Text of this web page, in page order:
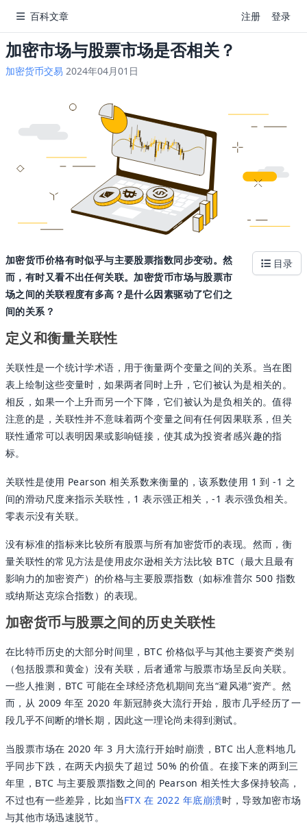
百科文章 注册 登录
加密市场与股票市场是否相关？
加密货币交易 2024年04月01日
目录
加密货币价格有时似乎与主要股票指数同步变动。然
而，有时又看不出任何关联。加密货币市场与股票市
场之间的关联程度有多高？是什么因素驱动了它们之
间的关系？
定义和衡量关联性
关联性是一个统计学术语，用于衡量两个变量之间的关系。当在图
表上绘制这些变量时，如果两者同时上升，它们被认为是相关的。
相反，如果一个上升而另一个下降，它们被认为是负相关的。值得
注意的是，关联性并不意味着两个变量之间有任何因果联系，但关
联性通常可以表明因果或影响链接，使其成为投资者感兴趣的指
标。
关联性是使用 Pearson 相关系数来衡量的，该系数使用 1 到 -1 之
间的滑动尺度来指示关联性，1 表示强正相关，-1 表示强负相关。
零表示没有关联。
没有标准的指标来比较所有股票与所有加密货币的表现。然而，衡
量关联性的常见方法是使用皮尔逊相关方法比较 BTC（最大且最有
影响力的加密资产）的价格与主要股票指数（如标准普尔 500 指数
或纳斯达克综合指数）的表现。
加密货币与股票之间的历史关联性
在比特币历史的大部分时间里，BTC 价格似乎与其他主要资产类别
（包括股票和黄金）没有关联，后者通常与股票市场呈反向关联。
一些人推测，BTC 可能在全球经济危机期间充当“避风港”资产。然
而，从 2009 年至 2020 年新冠肺炎大流行开始，股市几乎经历了一
段几乎不间断的增长期，因此这一理论尚未得到测试。
当股票市场在 2020 年 3 月大流行开始时崩溃，BTC 出人意料地几
乎同步下跌，在两天内损失了超过 50% 的价值。在接下来的两到三
年里，BTC 与主要股票指数之间的 Pearson 相关性大多保持较高，
不过也有一些差异，比如当FTX 在 2022 年底崩溃时，导致加密市场
与其他市场迅速脱节。